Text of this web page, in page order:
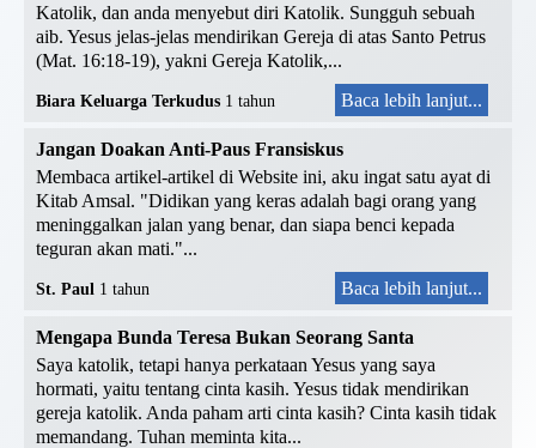
Katolik, dan anda menyebut diri Katolik. Sungguh sebuah
aib. Yesus jelas-jelas mendirikan Gereja di atas Santo Petrus
(Mat. 16:18-19), yakni Gereja Katolik,...
Biara Keluarga Terkudus 1 tahun Baca lebih lanjut...
Jangan Doakan Anti-Paus Fransiskus
Membaca artikel-artikel di Website ini, aku ingat satu ayat di
Kitab Amsal. "Didikan yang keras adalah bagi orang yang
meninggalkan jalan yang benar, dan siapa benci kepada
teguran akan mati."...
St. Paul 1 tahun Baca lebih lanjut...
Mengapa Bunda Teresa Bukan Seorang Santa
Saya katolik, tetapi hanya perkataan Yesus yang saya
hormati, yaitu tentang cinta kasih. Yesus tidak mendirikan
gereja katolik. Anda paham arti cinta kasih? Cinta kasih tidak
memandang. Tuhan meminta kita...